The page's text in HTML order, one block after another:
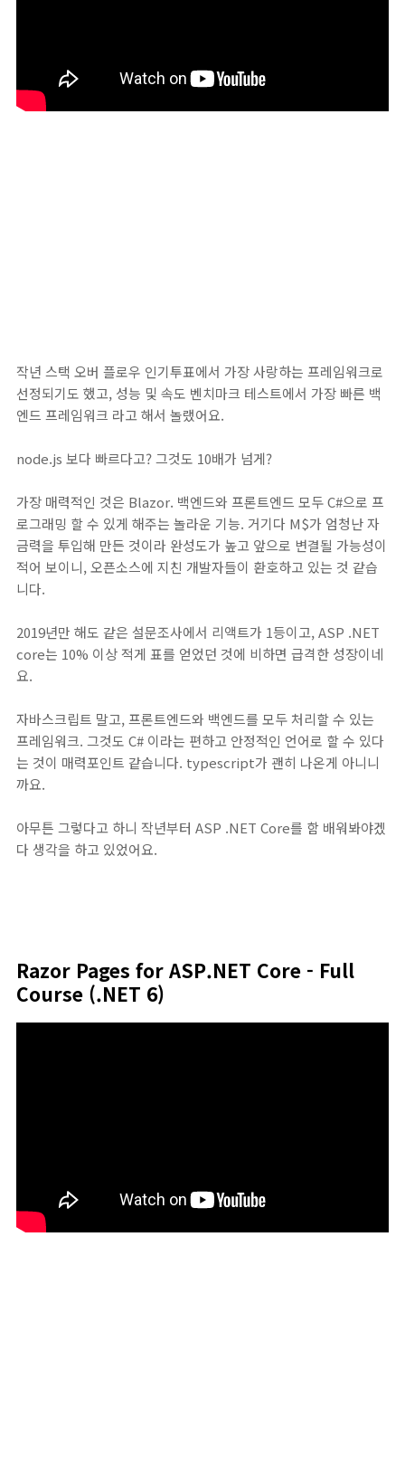
작년 스택 오버 플로우 인기투표에서 가장 사랑하는 프레임워크로
선정되기도 했고, 성능 및 속도 벤치마크 테스트에서 가장 빠른 백
엔드 프레임워크 라고 해서 놀랬어요.
node.js 보다 빠르다고? 그것도 10배가 넘게?
가장 매력적인 것은 Blazor. 백엔드와 프론트엔드 모두 C#으로 프
로그래밍 할 수 있게 해주는 놀라운 기능. 거기다 M$가 엄청난 자
금력을 투입해 만든 것이라 완성도가 높고 앞으로 변결될 가능성이
적어 보이니, 오픈소스에 지친 개발자들이 환호하고 있는 것 같습
니다.
2019년만 해도 같은 설문조사에서 리액트가 1등이고, ASP .NET
core는 10% 이상 적게 표를 얻었던 것에 비하면 급격한 성장이네
요.
자바스크립트 말고, 프론트엔드와 백엔드를 모두 처리할 수 있는
프레임워크. 그것도 C# 이라는 편하고 안정적인 언어로 할 수 있다
는 것이 매력포인트 같습니다. typescript가 괜히 나온게 아니니
까요.
아무튼 그렇다고 하니 작년부터 ASP .NET Core를 함 배워봐야겠
다 생각을 하고 있었어요.
Razor Pages for ASP.NET Core - Full
Course (.NET 6)